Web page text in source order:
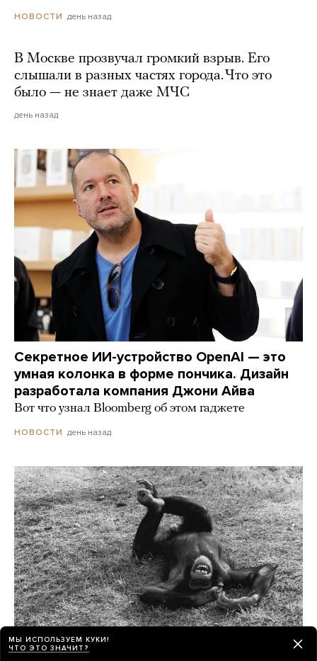
НОВОСТИ день назад
В Москве прозвучал громкий взрыв. Его
слышали в разных частях города. Что это
было — не знает даже МЧС
день назад
Секретное ИИ-устройство OpenAI — это
умная колонка в форме пончика. Дизайн
разработала компания Джони Айва
Вот что узнал Bloomberg об этом гаджете
НОВОСТИ день назад
МЫ ИСПОЛЬЗУЕМ КУКИ!
ЧТО ЭТО ЗНАЧИТ?